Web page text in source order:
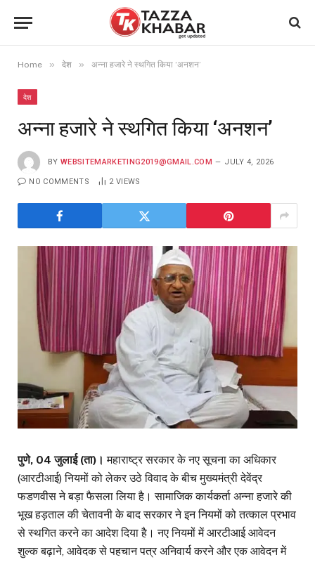
Home » देश » अन्ना हजारे ने स्थगित किया ‘अनशन’
देश
अन्ना हजारे ने स्थगित किया ‘अनशन’
BY WEBSITEMARKETING2019@GMAIL.COM JULY 4, 2026
NO COMMENTS 2 VIEWS
पुणे, 04 जुलाई (ता)। महाराष्ट्र सरकार के नए सूचना का अधिकार
(आरटीआई) नियमों को लेकर उठे विवाद के बीच मुख्यमंत्री देवेंद्र
फडणवीस ने बड़ा फैसला लिया है। सामाजिक कार्यकर्ता अन्ना हजारे की
भूख हड़ताल की चेतावनी के बाद सरकार ने इन नियमों को तत्काल प्रभाव
से स्थगित करने का आदेश दिया है। नए नियमों में आरटीआई आवेदन
शुल्क बढ़ाने, आवेदक से पहचान पत्र अनिवार्य करने और एक आवेदन में